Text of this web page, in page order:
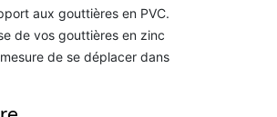
aux gouttières en PVC.
de vos gouttières en zinc
de se déplacer dans